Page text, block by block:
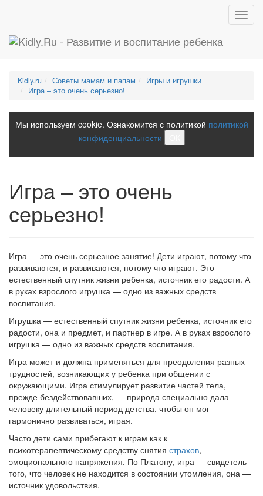
Kidly.ru Советы мамам и папам
Игры и игрушки
Игра – это очень серьезно!
Мы используем cookie. Ознакомится с политикой политикой
конфиденциальности
Игра – это очень
серьезно!
Игра — это очень серьезное занятие! Дети играют, потому что
развиваются, и развиваются, потому что играют. Это
естественный спутник жизни ребенка, источник его радости. А
в руках взрослого игрушка — одно из важных средств
воспитания.
Игрушка — естественный спутник жизни ребенка, источник его
радости, она и предмет, и партнер в игре. А в руках взрослого
игрушка — одно из важных средств воспитания.
Игра может и должна применяться для преодоления разных
трудностей, возникающих у ребенка при общении с
окружающими. Игра стимулирует развитие частей тела,
прежде бездействовавших, — природа специально дала
человеку длительный период детства, чтобы он мог
гармонично развиваться, играя.
Часто дети сами прибегают к играм как к
психотерапевтическому средству снятия страхов,
эмоционального напряжения. По Платону, игра — свидетель
того, что человек не находится в состоянии утомления, она —
источник удовольствия.